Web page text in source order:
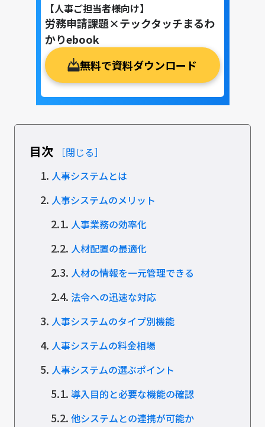
【人事ご担当者様向け】
労務申請課題×テックタッチまるわ
かりebook
無料で資料ダウンロード
目次 ［閉じる］
1. 人事システムとは
2. 人事システムのメリット
2.1. 人事業務の効率化
2.2. 人材配置の最適化
2.3. 人材の情報を一元管理できる
2.4. 法令への迅速な対応
3. 人事システムのタイプ別機能
4. 人事システムの料金相場
5. 人事システムの選ぶポイント
5.1. 導入目的と必要な機能の確認
5.2. 他システムとの連携が可能か